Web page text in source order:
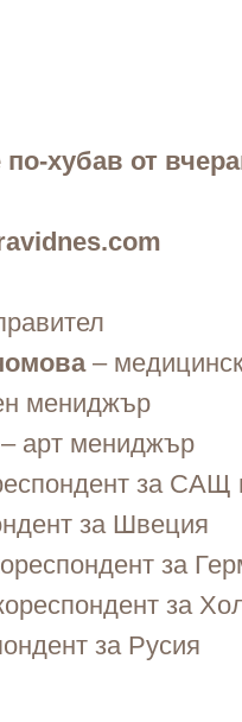
по-хубав от
–
мениджър
арт мениджър
за САЩ
за Швеция
за
за
за Русия